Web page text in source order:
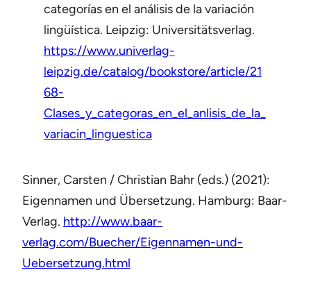
categorías en el análisis de la variación
lingüística. Leipzig: Universitätsverlag.
https://www.univerlag-
leipzig.de/catalog/bookstore/article/21
68-
Clases_y_categoras_en_el_anlisis_de_la_
variacin_linguestica
Sinner, Carsten / Christian Bahr (eds.) (2021):
Eigennamen und Übersetzung. Hamburg: Baar-
Verlag. http://www.baar-
verlag.com/Buecher/Eigennamen-und-
Uebersetzung.html